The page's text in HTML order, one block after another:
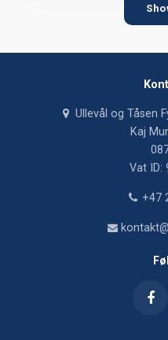
Ullevål og Tåsen
Kaj
Vat ID:
+47